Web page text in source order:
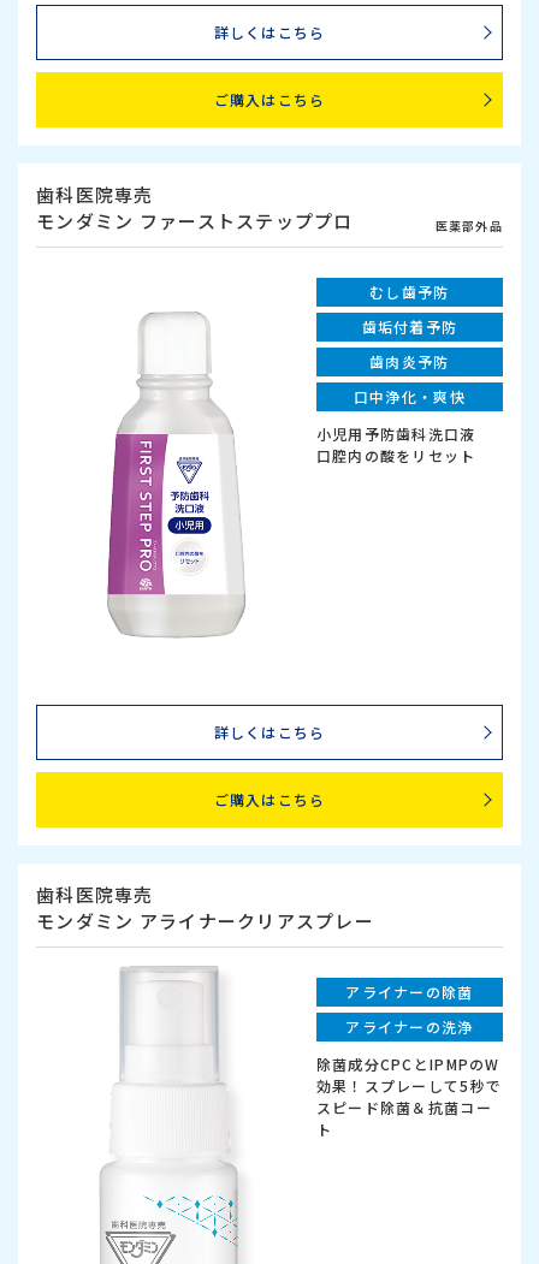
詳しくはこちら
ご購入はこちら
歯科医院専売
モンダミン ファーストステッププロ
医薬部外品
むし歯予防
歯垢付着予防
歯肉炎予防
口中浄化・爽快
小児用予防歯科洗口液
口腔内の酸をリセット
詳しくはこちら
ご購入はこちら
歯科医院専売
モンダミン アライナークリアスプレー
アライナーの除菌
アライナーの洗浄
除菌成分CPCとIPMPのW
効果！スプレーして5秒で
スピード除菌＆抗菌コー
ト